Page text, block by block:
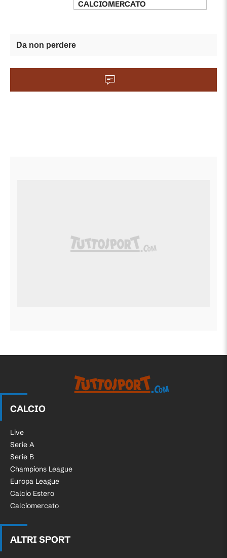
CALCIOMERCATO
Da non perdere
CALCIO
Live
Serie A
Serie B
Champions League
Europa League
Calcio Estero
Calciomercato
ALTRI SPORT